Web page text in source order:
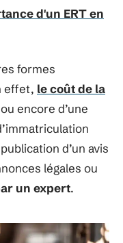
d'un ERT en
formes
effet, le coût de la
encore d’une
d’un avis
légales ou
un expert.